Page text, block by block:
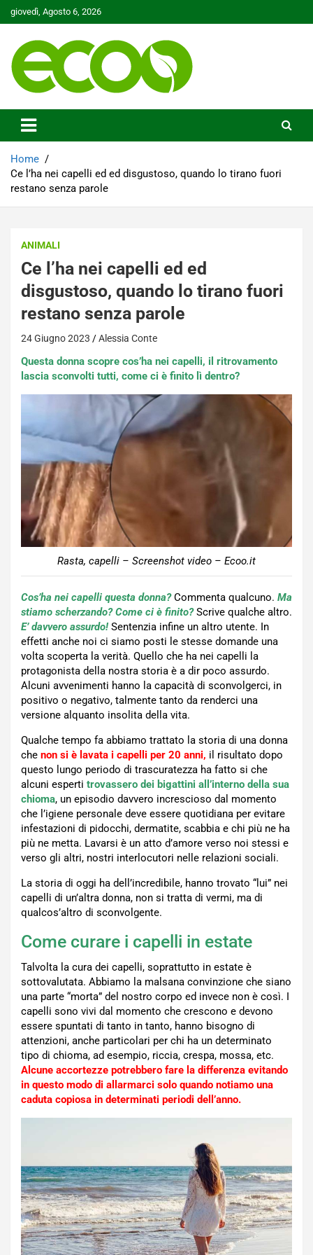
Skip
to
giovedì, Agosto 6, 2026
Ecoo.it
Home
Ce l’ha nei capelli ed ed disgustoso, quando lo tirano fuori
restano senza parole
ANIMALI
Ce l’ha nei capelli ed ed
disgustoso, quando lo tirano fuori
restano senza parole
24 Giugno 2023 Alessia Conte
Questa donna scopre cos’ha nei capelli, il ritrovamento
lascia sconvolti tutti, come ci è finito lì dentro?
Rasta, capelli – Screenshot video – Ecoo.it
Cos’ha nei capelli questa donna? Commenta qualcuno. Ma
stiamo scherzando? Come ci è finito?Scrive qualche altro.
E’ davvero assurdo! Sentenzia infine un altro utente. In
effetti anche noi ci siamo posti le stesse domande una
volta scoperta la verità. Quello che ha nei capelli la
protagonista della nostra storia è a dir poco assurdo.
Alcuni avvenimenti hanno la capacità di sconvolgerci, in
positivo o negativo, talmente tanto da renderci una
versione alquanto insolita della vita.
Qualche tempo fa abbiamo trattato la storia di una donna
che non si è lavata i capelli per 20 anni, il risultato dopo
questo lungo periodo di trascuratezza ha fatto si che
alcuni esperti trovassero dei bigattini all’interno della sua
chioma, un episodio davvero increscioso dal momento
che l’igiene personale deve essere quotidiana per evitare
infestazioni di pidocchi, dermatite, scabbia e chi più ne ha
più ne metta. Lavarsi è un atto d’amore verso noi stessi e
verso gli altri, nostri interlocutori nelle relazioni sociali.
La storia di oggi ha dell’incredibile, hanno trovato “lui” nei
capelli di un’altra donna, non si tratta di vermi, ma di
qualcos’altro di sconvolgente.
Come curare i capelli in estate
Talvolta la cura dei capelli, soprattutto in estate è
sottovalutata. Abbiamo la malsana convinzione che siano
una parte “morta” del nostro corpo ed invece non è così. I
capelli sono vivi dal momento che crescono e devono
essere spuntati di tanto in tanto, hanno bisogno di
attenzioni, anche particolari per chi ha un determinato
tipo di chioma, ad esempio, riccia, crespa, mossa, etc.
Alcune accortezze potrebbero fare la differenza evitando
in questo modo di allarmarci solo quando notiamo una
caduta copiosa in determinati periodi dell’anno.